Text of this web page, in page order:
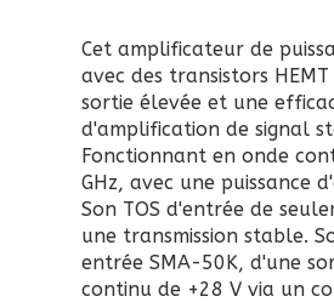
Cet amplificateur de
avec des transistors
sortie élevée et une
d'amplification de signal
Fonctionnant en onde
GHz, avec une puissance
Son TOS d'entrée de
une transmission stable.
entrée SMA-50K, d'une
continu de +28 V via un